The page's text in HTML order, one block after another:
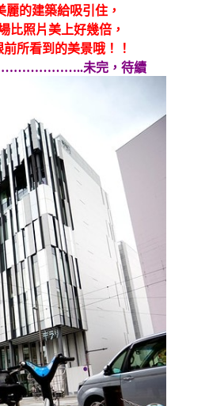
麗的建築給吸引住，
比照片美上好幾倍，
所看到的美景哦！！
未完，待續